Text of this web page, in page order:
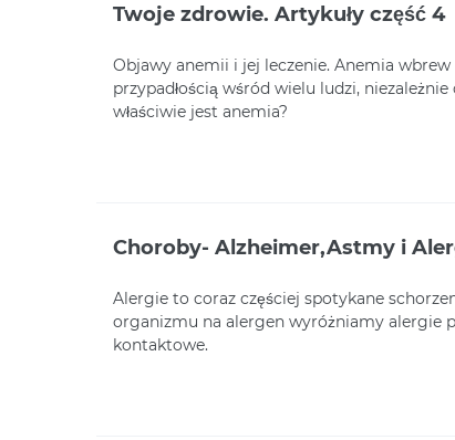
Twoje zdrowie. Artykuły część 4
Objawy anemii i jej leczenie. Anemia
przypadłością wśród wielu ludzi,
właściwie jest anemia?
Choroby- Alzheimer,Astmy i
Alergie to coraz częściej spotykane
organizmu na alergen wyróżniamy alergie
kontaktowe.